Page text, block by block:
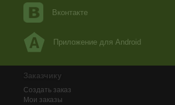
Вконтакте
Приложение для Android
Заказчику
Создать заказ
Мои заказы